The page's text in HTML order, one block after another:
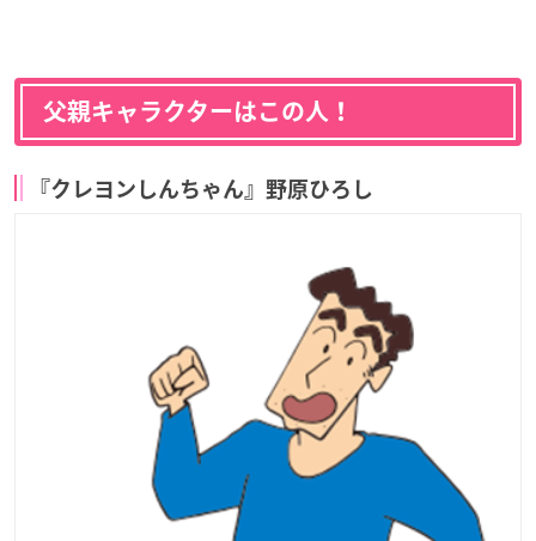
父親キャラクターはこの人！
『クレヨンしんちゃん』野原ひろし